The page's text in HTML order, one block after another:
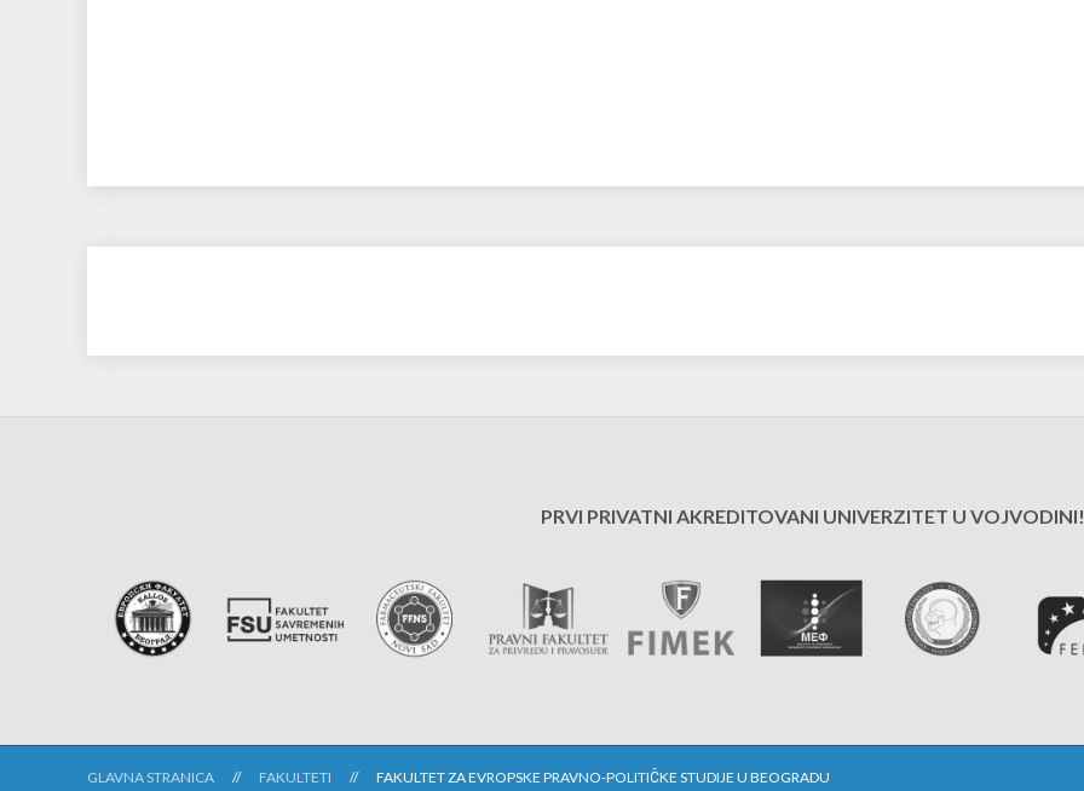
PRVI PRIVATNI AKREDITOVANI UNIVERZITET U VOJVODINI!
GLAVNA STRANICA FAKULTETI FAKULTET ZA EVROPSKE PRAVNO-POLITIČKE STUDIJE U BEOGRADU